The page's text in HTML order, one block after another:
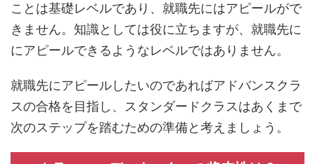
ことは基礎レベルであり、就職先にはアピールがで
きません。知識としては役に立ちますが、就職先に
にアピールできるようなレベルではありません。
就職先にアピールしたいのであればアドバンスクラ
スの合格を目指し、スタンダードクラスはあくまで
次のステップを踏むための準備と考えましょう。